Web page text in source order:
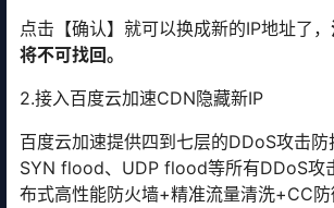
点击【确认】就可以换成新的IP地址了，
将不可找回。
2.接入百度云加速CDN隐藏新IP
百度云加速提供四到七层的DDoS攻击防
SYN flood、UDP flood等所有DDoS攻
布式高性能防火墙+精准流量清洗+CC